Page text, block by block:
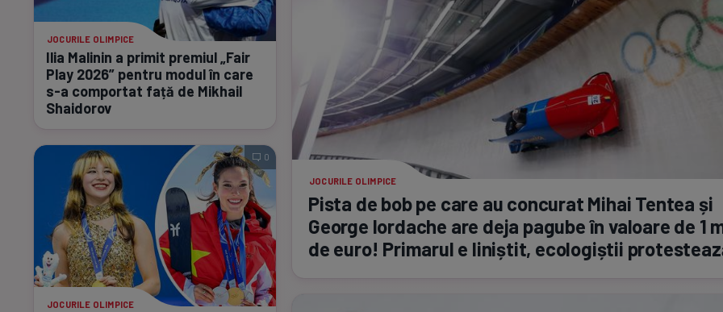
JOCURILE OLIMPICE
Ilia Malinin a primit premiul „Fair
Play 2026” pentru modul în care
s-a comportat față de Mikhail
Shaidorov
JOCURILE OLIMPICE
0
JOCURILE OLIMPICE
Pista de bob pe care au concurat Mihai Tentea și
George Iordache are deja pagube în valoare de 1
de euro! Primarul e liniștit, ecologiștii